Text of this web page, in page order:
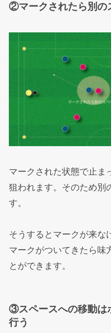
②マークされたら別の
マークされた状態で止ま
狙われます。そのため別
す。
そうするとマークが来な
マークがついてきたら味
とができます。
③スペースへの移動は
行う